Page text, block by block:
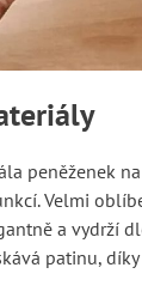
peněženek
Velmi
a vydrží
patinu,